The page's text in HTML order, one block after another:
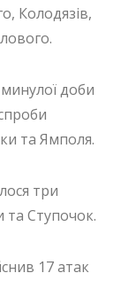
Колодязів,
доби
та Ямполя.
три
та Ступочок.
17 атак